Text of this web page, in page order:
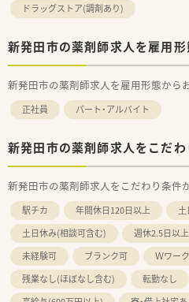
ドラッグストア(調剤あり)
新発田市の薬剤師求人を雇用
新発田市の薬剤師求人を雇用形態から
正社員 パート・アルバイト
新発田市の薬剤師求人をこだ
新発田市の薬剤師求人をこだわり条件
駅チカ 年間休日120日以上
土日休み(相談可含む)
週休2.5日以上
未経験可
ブランク可 Ｗワー
残業なし(ほぼなし含む)
転勤なし